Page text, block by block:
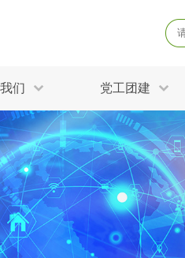
们 党工团建
三废监测
二噁英检测
站式
产品质量鉴定
固废危废鉴定
土壤场地调查
生态环境检测